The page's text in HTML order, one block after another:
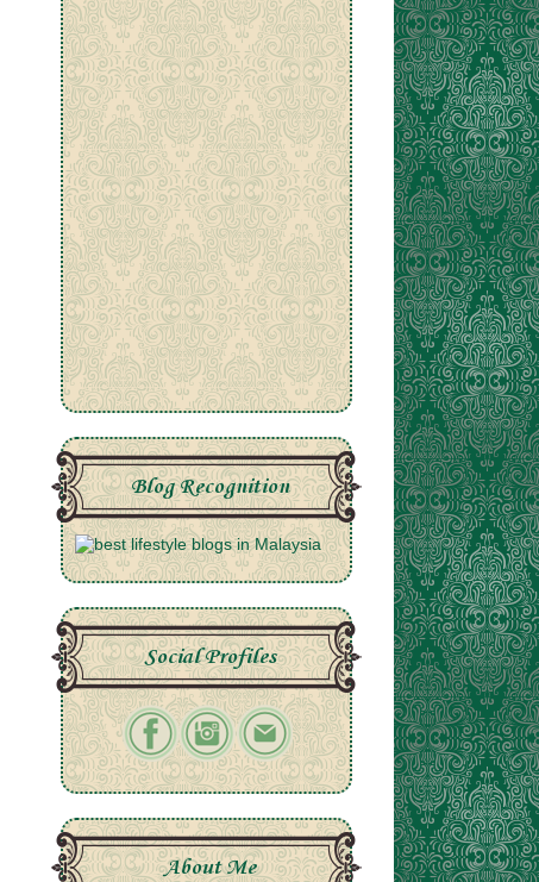
Blog Recognition
Social Profiles
About Me